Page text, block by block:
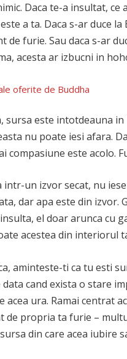
Daca te-a insultat,
a ta. Daca s-ar duce
de furie. Sau daca s-ar
acesta ar izbucni in
oferite de Buddha
sursa este intotdeauna
nu poate iesi afara.
compasiune este acolo.
intr-un izvor secat, nu
dar apa este din izvor.
el doar arunca cu
acestea din interiorul
aminteste-ti ca tu esti
data cand exista o stare
acea ura. Ramai centrat
de propria ta furie –
din care acea iubire